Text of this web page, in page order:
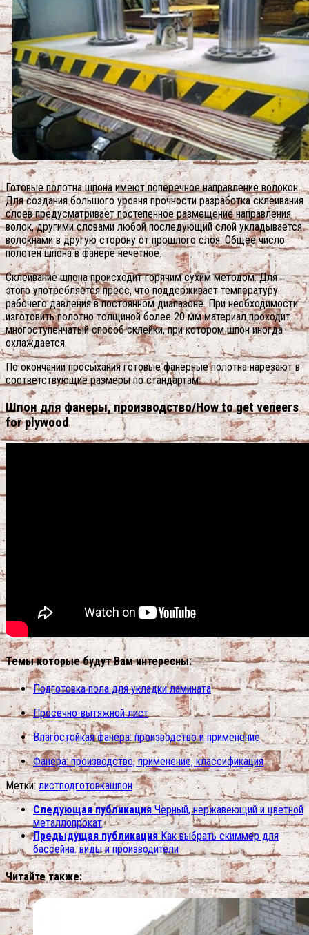
Готовые полотна шпона имеют поперечное направление волокон.
Для создания большого уровня прочности разработка склеивания
слоев предусматривает постепенное размещение направления
волок, другими словами любой последующий слой укладывается
волокнами в другую сторону от прошлого слоя. Общее число
полотен шпона в фанере нечетное.
Склеивание шпона происходит горячим сухим методом. Для
этого употребляется пресс, что поддерживает температуру
рабочего давления в постоянном диапазоне. При необходимости
изготовить полотно толщиной более 20 мм материал проходит
многоступенчатый способ склейки, при котором шпон иногда
охлаждается.
По окончании просыхания готовые фанерные полотна нарезают в
соответствующие размеры по стандартам.
Шпон для фанеры, производство/How to get veneers
for plywood
Темы которые будут Вам интересны:
Подготовка пола для укладки ламината
Просечно-вытяжной лист
Влагостойкая фанера: производство и применение
Фанера: производство, применение, классификация
Метки: листподготовкашпон
Следующая публикация Черный, нержавеющий и цветной
металлопрокат
Предыдущая публикация Как выбрать скиммер для
бассейна. виды и производители
Читайте также: